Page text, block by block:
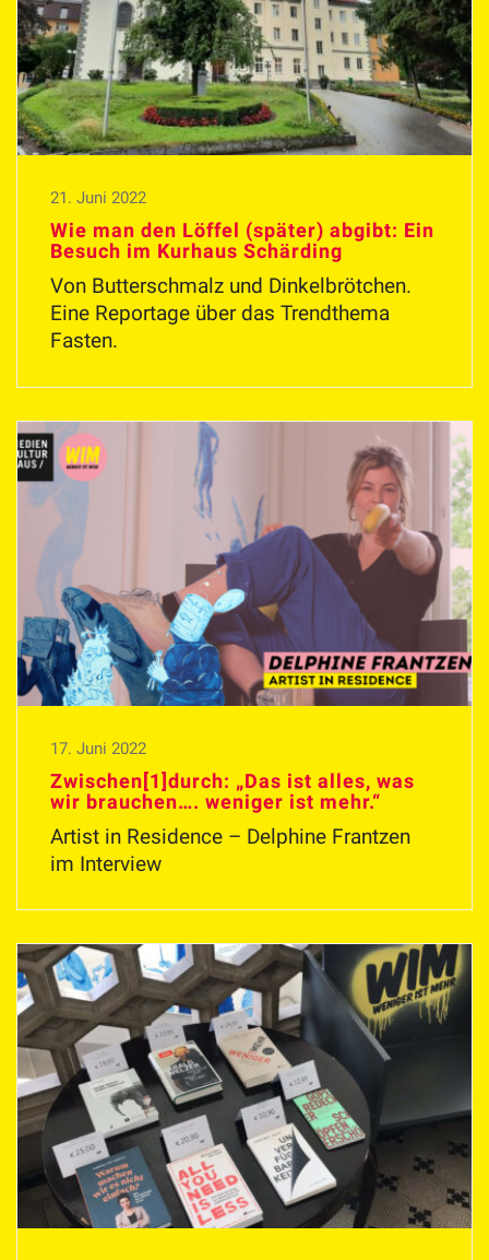
21. Juni 2022
Wie man den Löffel (später) abgibt: Ein
Besuch im Kurhaus Schärding
Von Butterschmalz und Dinkelbrötchen.
Eine Reportage über das Trendthema
Fasten.
17. Juni 2022
Zwischen[1]durch: „Das ist alles, was
wir brauchen…. weniger ist mehr.“
Artist in Residence – Delphine Frantzen
im Interview